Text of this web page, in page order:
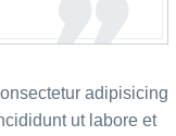
adipisicing
ut labore et